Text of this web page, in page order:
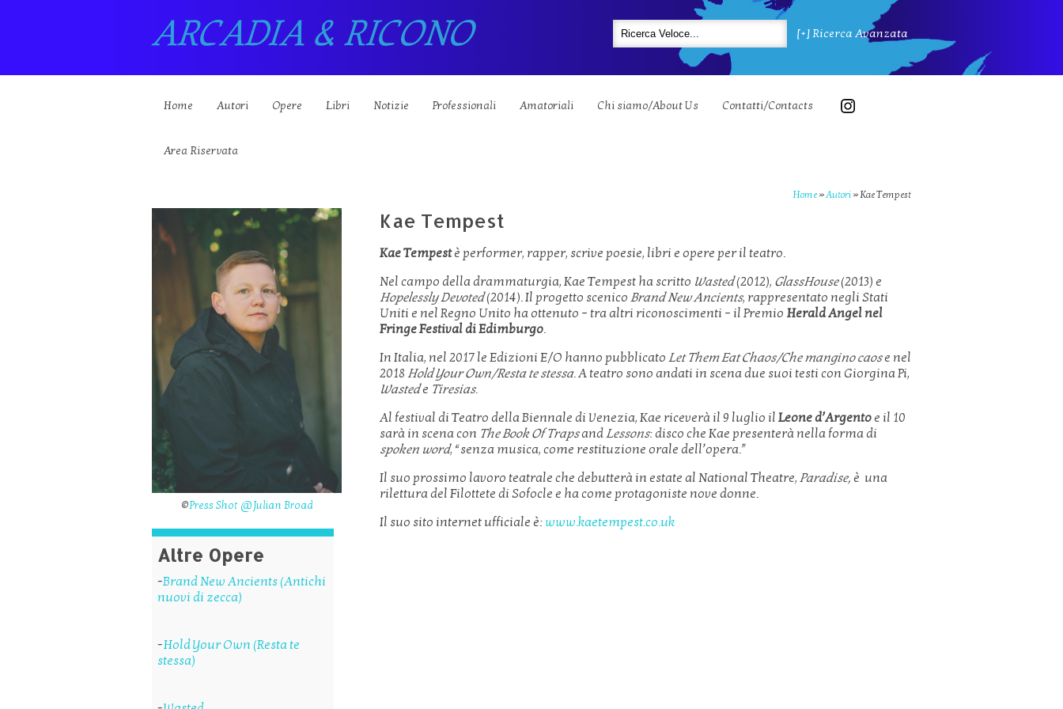
ARCADIA & RICONO [+] Ricerca Avanzata
Home Autori Opere Libri Notizie Professionali Amatoriali Chi siamo/About Us Contatti/Contacts
Area Riservata
Home »Autori »Kae Tempest
©Press Shot @Julian Broad
Altre Opere
-Brand New Ancients (Antichi
nuovi di zecca)
-Hold Your Own (Resta te
stessa)
Kae Tempest
Kae Tempestè performer, rapper, scrive poesie, libri e opere per il teatro.
Nel campo della drammaturgia, Kae Tempest ha scritto Wasted(2012), GlassHouse(2013) e
Hopelessly Devoted(2014). Il progetto scenico Brand New Ancients, rappresentato negli Stati
Uniti e nel Regno Unito ha ottenuto – tra altri riconoscimenti – il Premio Herald Angel nel
Fringe Festival di Edimburgo.
In Italia, nel 2017 le Edizioni E/O hanno pubblicato Let Them Eat Chaos/Che mangino caose nel
2018 Hold Your Own/Resta te stessa. A teatro sono andati in scena due suoi testi con Giorgina Pi,
Wastede Tiresias.
Al festival di Teatro della Biennale di Venezia, Kae riceverà il 9 luglio il Leone d’Argentoe il 10
sarà in scena con The Book Of TrapsandLessons: disco che Kae presenterà nella forma di
spoken word, “senza musica, come restituzione orale dell’opera.”
Il suo prossimo lavoro teatrale che debutterà in estate al National Theatre, Paradise, è una
rilettura del Filottete di Sofocle e ha come protagoniste nove donne.
Il suo sito internet ufficiale è: www.kaetempest.co.uk